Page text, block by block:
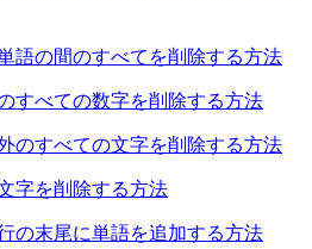
語の間のすべてを削除する方法
すべての数字を削除する方法
のすべての文字を削除する方法
字を削除する方法
の末尾に単語を追加する方法